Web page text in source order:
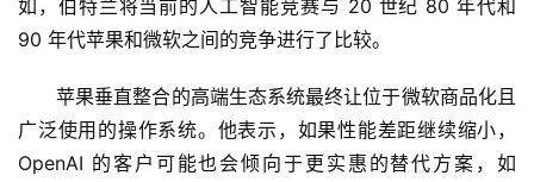
如，伯特兰将当前的人工智能竞赛与 20 世纪 80 年代和
90 年代苹果和微软之间的竞争进行了比较。
苹果垂直整合的高端生态系统最终让位于微软商品化且
广泛使用的操作系统。他表示，如果性能差距继续缩小，
OpenAI 的客户可能也会倾向于更实惠的替代方案，如